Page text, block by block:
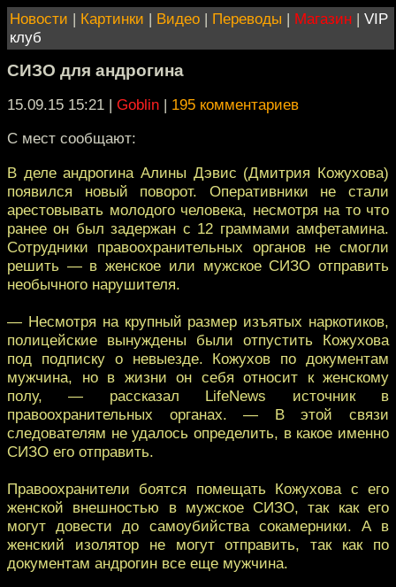
Новости | Картинки | Видео | Переводы | Магазин | VIP
клуб
СИЗО для андрогина
15.09.15 15:21 | Goblin | 195 комментариев
С мест сообщают:
В деле андрогина Алины Дэвис (Дмитрия Кожухова)
появился новый поворот. Оперативники не стали
арестовывать молодого человека, несмотря на то что
ранее он был задержан с 12 граммами амфетамина.
Сотрудники правоохранительных органов не смогли
решить — в женское или мужское СИЗО отправить
необычного нарушителя.
— Несмотря на крупный размер изъятых наркотиков,
полицейские вынуждены были отпустить Кожухова
под подписку о невыезде. Кожухов по документам
мужчина, но в жизни он себя относит к женскому
полу, — рассказал LifeNews источник в
правоохранительных органах. — В этой связи
следователям не удалось определить, в какое именно
СИЗО его отправить.
Правоохранители боятся помещать Кожухова с его
женской внешностью в мужское СИЗО, так как его
могут довести до самоубийства сокамерники. А в
женский изолятор не могут отправить, так как по
документам андрогин все еще мужчина.